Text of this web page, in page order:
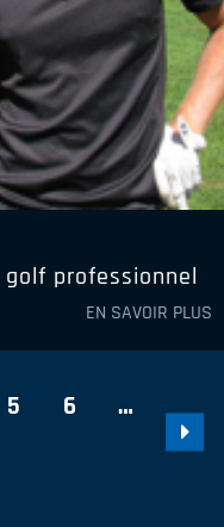
professionnel
EN SAVOIR PLUS
5 6
…